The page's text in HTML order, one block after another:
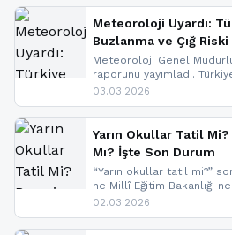
Meteoroloji Uyardı:
Buzlanma ve Çığ Riski
Meteoroloji Genel
raporunu yayımladı.
ve don beklenirken Doğu
yapıldı. İşte son dakika
03.03.2026
Yarın Okullar Tatil
Mı? İşte Son Durum
“Yarın okullar tatil mi?”
ne Millî Eğitim Bakanlığı
yapılmış resmi bir tatil
paylaşacağız. En hızlı
02.03.2026